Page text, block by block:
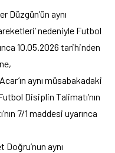
Düzgün’ün aynı
nedeniyle Futbol
10.05.2026 tarihinden
aynı müsabakadaki
Disiplin Talimatı’nın
7/1 maddesi uyarınca
aynı